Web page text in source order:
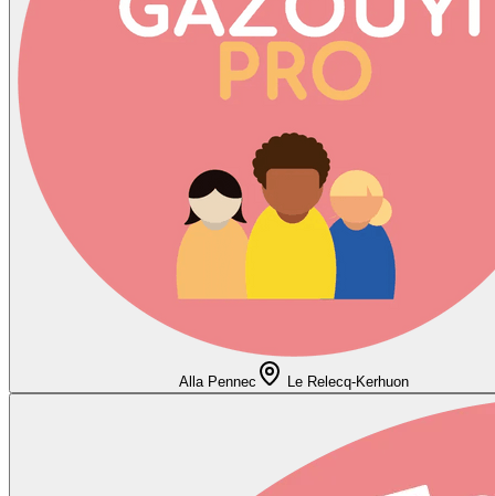
Alla Pennec Le Relecq-Kerhuon